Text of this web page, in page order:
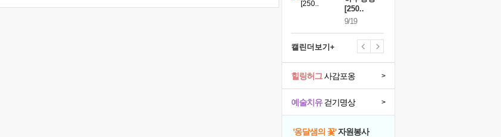
[250..
9/19
캘린더보기+
예술치유걷기명상 >
힐링허그사감포옹 >
'옹달샘의 꽃'자원봉사